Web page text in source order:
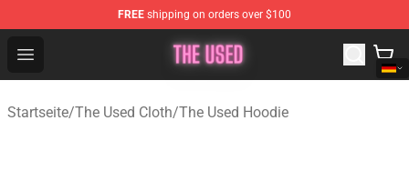
FREE shipping on orders over $100
Open menu
The Used Store - Official The Used Merchandise Shop
Startseite/The Used Cloth/The Used Hoodie